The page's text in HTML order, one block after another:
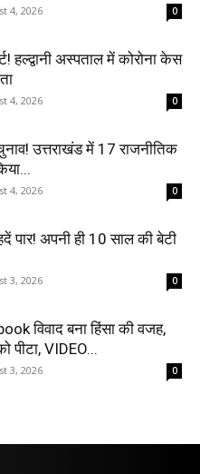
4, 2026 0
हल्द्वानी अस्पताल में कोरोना केस
4, 2026 0
उत्तराखंड में 17 राजनीतिक
4, 2026 0
पार! अपनी ही 10 साल की बेटी
3, 2026 0
विवाद बना हिंसा की वजह,
पीटा, VIDEO...
3, 2026 0